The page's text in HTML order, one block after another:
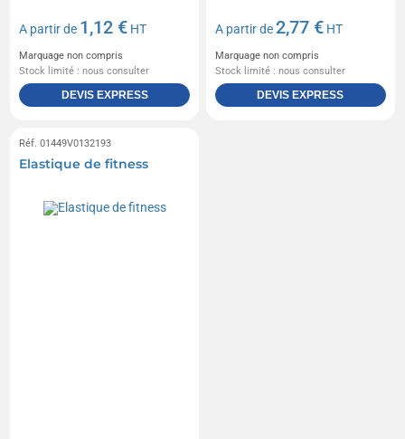
A partir de 1,12 € HT
Marquage non compris
Stock limité : nous consulter
DEVIS EXPRESS
A partir de2,77 € HT
Marquage non compris
Stock limité : nous consulter
DEVIS EXPRESS
Réf. 01449V0132193
Elastique de fitness